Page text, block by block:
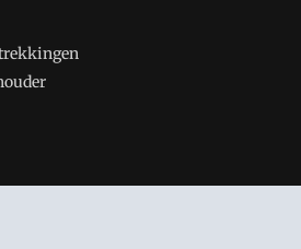
VMN media. Lees in